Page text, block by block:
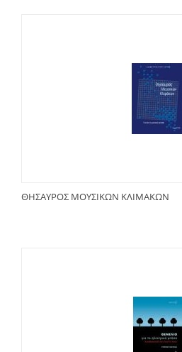
ΘΗΣΑΥΡΟΣ ΜΟΥΣΙΚΩΝ ΚΛΙΜΑΚΩΝ